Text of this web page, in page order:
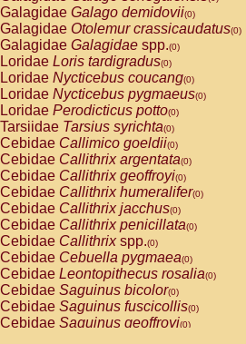
Galagidae Galago demidovii(0)
Galagidae Otolemur crassicaudatus(0)
Galagidae Galagidae spp.(0)
Loridae Loris tardigradus(0)
Loridae Nycticebus coucang(0)
Loridae Nycticebus pygmaeus(0)
Loridae Perodicticus potto(0)
Tarsiidae Tarsius syrichta(0)
Cebidae Callimico goeldii(0)
Cebidae Callithrix argentata(0)
Cebidae Callithrix geoffroyi(0)
Cebidae Callithrix humeralifer(0)
Cebidae Callithrix jacchus(0)
Cebidae Callithrix penicillata(0)
Cebidae Callithrixspp.(0)
Cebidae Cebuella pygmaea(0)
Cebidae Leontopithecus rosalia(0)
Cebidae Saguinus bicolor(0)
Cebidae Saguinus fuscicollis(0)
Cebidae Saguinus geoffroyi(0)